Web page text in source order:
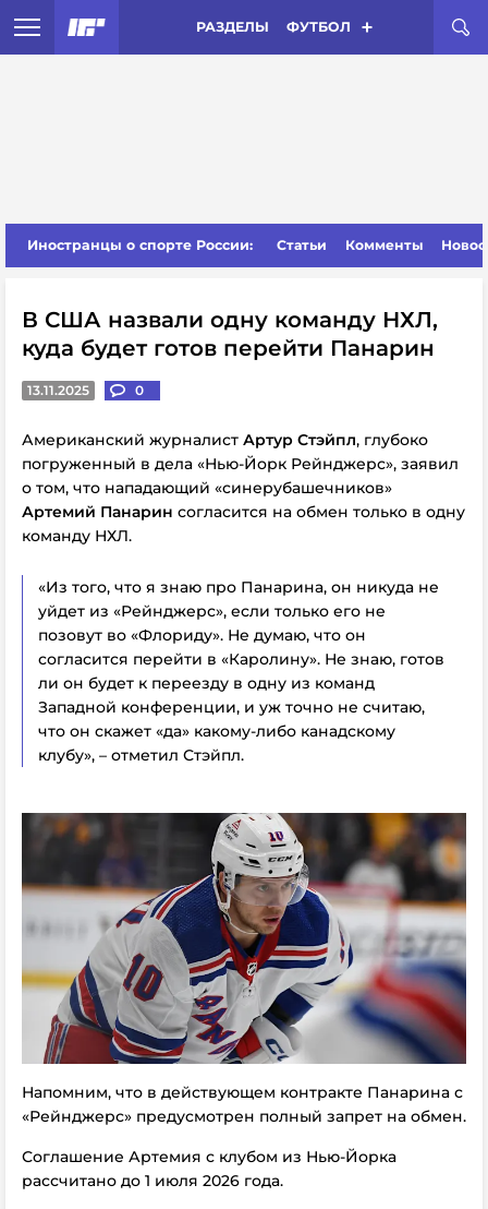
РАЗДЕЛЫ ФУТБОЛ
Иностранцы о спорте России: Статьи Комменты
В США назвали одну команду НХЛ,
куда будет готов перейти Панарин
13.11.2025 0
Американский журналист Артур Стэйпл, глубоко
погруженный в дела «Нью-Йорк Рейнджерс», заявил
о том, что нападающий «синерубашечников»
Артемий Панарин согласится на обмен только в одну
команду НХЛ.
«Из того, что я знаю про Панарина, он никуда не
уйдет из «Рейнджерс», если только его не
позовут во «Флориду». Не думаю, что он
согласится перейти в «Каролину». Не знаю, готов
ли он будет к переезду в одну из команд
Западной конференции, и уж точно не считаю,
что он скажет «да» какому-либо канадскому
клубу», – отметил Стэйпл.
Напомним, что в действующем контракте Панарина с
«Рейнджерс» предусмотрен полный запрет на обмен.
Соглашение Артемия с клубом из Нью-Йорка
рассчитано до 1 июля 2026 года.